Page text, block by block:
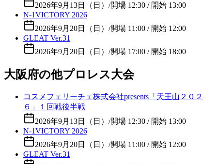
2026年9月13日（日） /開場 12:30 / 開始 13:00
N-1VICTORY 2026
2026年9月20日（日） /開場 11:00 / 開始 12:00
GLEAT Ver.31
2026年9月20日（日） /開場 17:00 / 開始 18:00
大阪府の他プロレス大会
コスメフェリーチェ株式会社presents「天王山２０２
６」１回戦後半戦
2026年9月13日（日） /開場 12:30 / 開始 13:00
N-1VICTORY 2026
2026年9月20日（日） /開場 11:00 / 開始 12:00
GLEAT Ver.31